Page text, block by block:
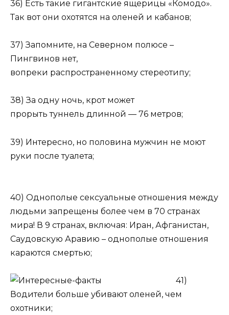
36) Есть такие гигантские ящерицы «Комодо».
Так вот они охотятся на оленей и кабанов;
37) Запомните, на Северном полюсе –
Пингвинов нет,
вопреки распространенному стереотипу;
38) За одну ночь, крот может
прорыть туннель длинной — 76 метров;
39) Интересно, но половина мужчин не моют
руки после туалета;
40) Однополые сексуальные отношения между
людьми запрещены более чем в 70 странах
мира! В 9 странах, включая: Иран, Афганистан,
Саудовскую Аравию – однополые отношения
караются смертью;
41)
Водители больше убивают оленей, чем
охотники;